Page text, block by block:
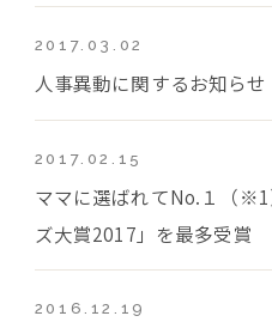
2017.03.02
人事異動に関するお知らせ
2017.02.15
ママに選ばれてNo.１（
ズ大賞2017」を最多受賞
2016.12.19